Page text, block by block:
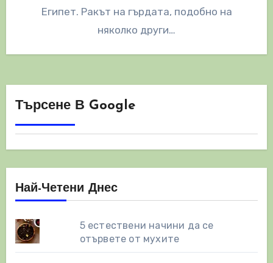
Египет. Ракът на гърдата, подобно на
няколко други…
Търсене В Google
Най-Четени Днес
5 естествени начини да се
отървете от мухите